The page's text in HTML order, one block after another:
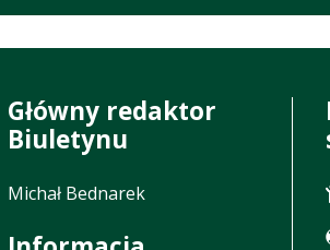
Główny redaktor
Biuletynu
Michał Bednarek